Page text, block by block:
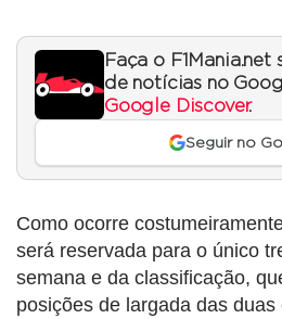
Faça o
de notícias no
Google Discover.
Seguir no
Como ocorre
será reservada para o único
semana e da classificação,
posições de largada das